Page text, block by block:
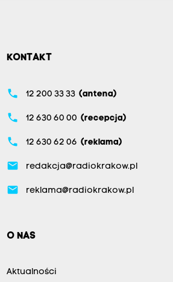
KONTAKT
phone 12 200 33 33 (antena)
phone 12 630 60 00 (recepcja)
phone 12 630 62 06 (reklama)
email redakcja@radiokrakow.pl
email reklama@radiokrakow.pl
O NAS
Aktualności